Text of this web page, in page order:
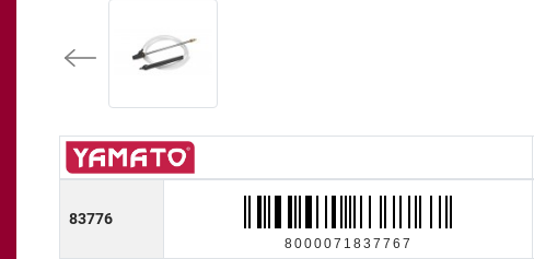
83776
8000071837767